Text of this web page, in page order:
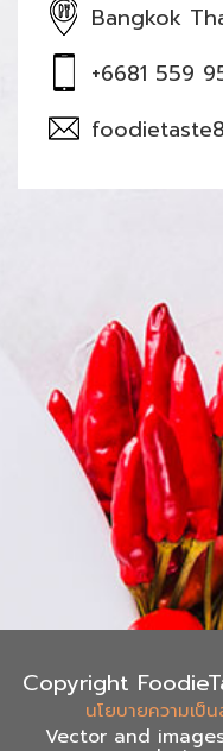
Bangkok
+6681 559
Copyright
นโยบายความเป็
Vector and